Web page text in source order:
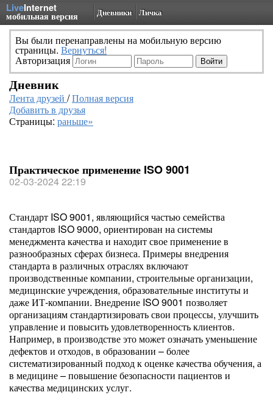
LiveInternet
мобильная версия Дневники Личка
Вы были перенаправлены на мобильную версию
страницы. Вернуться!
Авторизация
Дневник
Лента друзей /Полная версия
Добавить в друзья
Страницы: раньше»
Практическое применение ISO 9001
02-03-2024 22:19
Стандарт ISO 9001, являющийся частью семейства
стандартов ISO 9000, ориентирован на системы
менеджмента качества и находит свое применение в
разнообразных сферах бизнеса. Примеры внедрения
стандарта в различных отраслях включают
производственные компании, строительные организации,
медицинские учреждения, образовательные институты и
даже ИТ-компании. Внедрение ISO 9001 позволяет
организациям стандартизировать свои процессы, улучшить
управление и повысить удовлетворенность клиентов.
Например, в производстве это может означать уменьшение
дефектов и отходов, в образовании – более
систематизированный подход к оценке качества обучения, а
в медицине – повышение безопасности пациентов и
качества медицинских услуг.